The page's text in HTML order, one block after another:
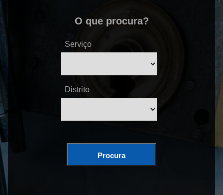
O que procura?
Serviço
Distrito
Procura